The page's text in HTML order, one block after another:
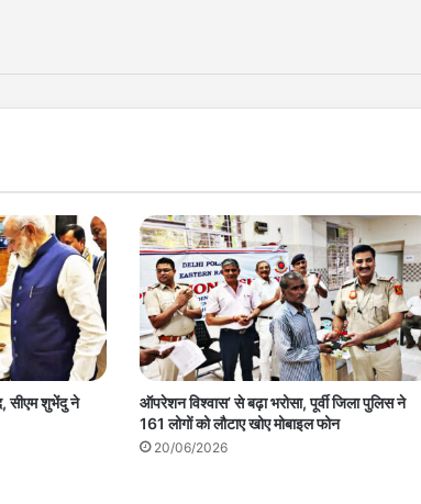
सीएम शुभेंदु ने
ऑपरेशन विश्वास’ से बढ़ा भरोसा, पूर्वी जिला पुलिस ने
161 लोगों को लौटाए खोए मोबाइल फोन
20/06/2026